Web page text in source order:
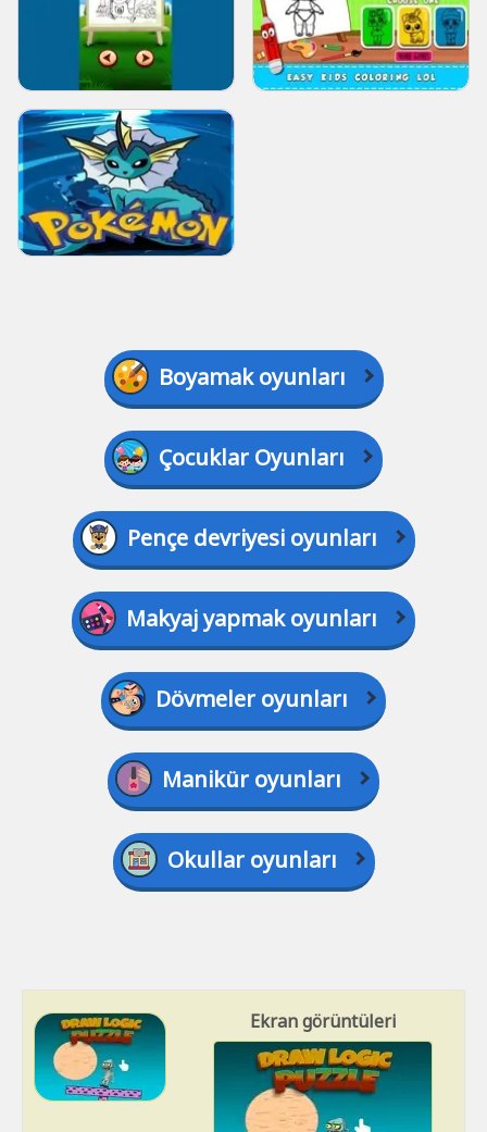
Boyamak oyunları
Çocuklar Oyunları
Pençe devriyesi oyunları
Makyaj yapmak oyunları
Dövmeler oyunları
Manikür oyunları
Okullar oyunları
Ekran görüntüleri